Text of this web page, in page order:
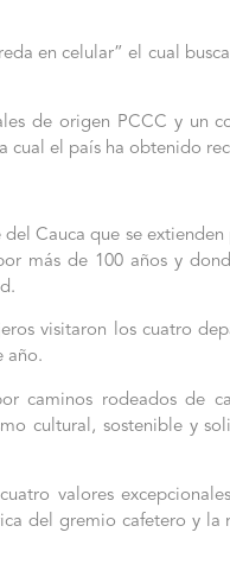
en celular” el cual
de origen PCCC y un
cual el país ha obtenido
Cauca que se
más de 100 años y
visitaron los cuatro
año.
caminos rodeados de
cultural, sostenible y
valores
del gremio cafetero y la